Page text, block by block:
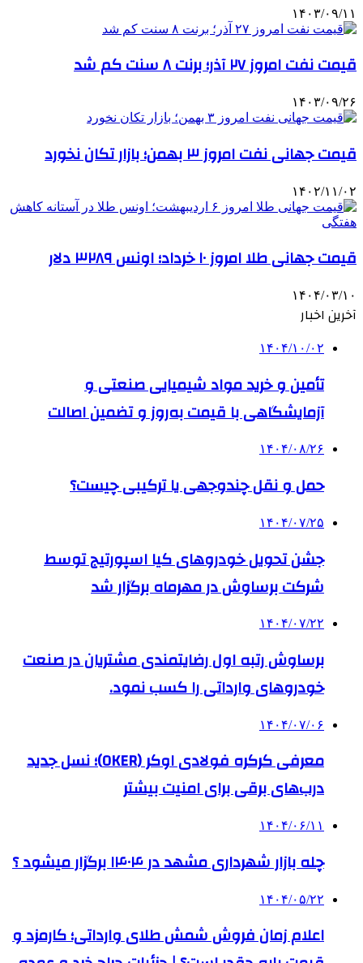
۱۴۰۳/۰۹/۱۱
قیمت نفت امروز ۲۷ آذر؛ برنت ۸ سنت کم شد
۱۴۰۳/۰۹/۲۶
قیمت جهانی نفت امروز ۳ بهمن؛ بازار تکان نخورد
۱۴۰۲/۱۱/۰۲
قیمت جهانی طلا امروز ۱۰ خرداد؛ اونس ۳۲۸۹ دلار
۱۴۰۴/۰۳/۱۰
آخرین اخبار
۱۴۰۴/۱۰/۰۲
تأمین و خرید مواد شیمیایی صنعتی و
آزمایشگاهی با قیمت به‌روز و تضمین اصالت
۱۴۰۴/۰۸/۲۶
حمل و نقل چندوجهی یا ترکیبی چیست؟
۱۴۰۴/۰۷/۲۵
جشن تحویل خودروهای کیا اسپورتیج توسط
شرکت برساوش در مهرماه برگزار شد
۱۴۰۴/۰۷/۲۲
برساوش رتبه اول رضایتمندی مشتریان در صنعت
خودروهای وارداتی را کسب نمود.
۱۴۰۴/۰۷/۰۶
معرفی کرکره فولادی اوکر (OKER)؛ نسل جدید
درب‌های برقی برای امنیت بیشتر
۱۴۰۴/۰۶/۱۱
چله بازار شهرداری مشهد در ۱۴۰۴ برگزار میشود ؟
۱۴۰۴/۰۵/۲۲
اعلام زمان فروش شمش طلای وارداتی؛ کارمزد و